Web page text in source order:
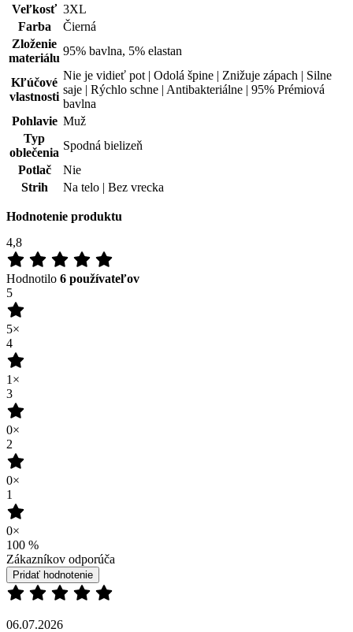
Veľkosť 3XL
Farba
Čierná
Zloženie
materiálu
95% bavlna, 5% elastan
Kľúčové
vlastnosti
Nie je vidieť pot | Odolá špine | Znižuje zápach | Silne
saje | Rýchlo schne | Antibakteriálne | 95% Prémiová
bavlna
Pohlavie Muž
Typ
oblečenia
Spodná bielizeň
Potlač
Nie
Strih
Na telo | Bez vrecka
Hodnotenie produktu
4,8
Hodnotilo 6 používateľov
5
5×
4
1×
3
0×
2
0×
1
0×
100 %
Zákazníkov odporúča
Pridať hodnotenie
06.07.2026